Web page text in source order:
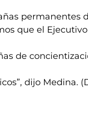
permanentes
que el
de
dijo Medina.